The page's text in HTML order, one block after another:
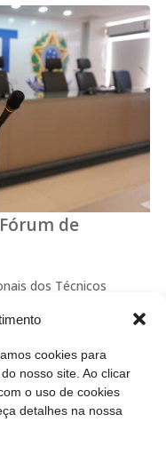
cookies para
nosso site. Ao clicar
o uso de cookies
detalhes na nossa
de
dos Técnicos
plenário do Conselho
para debater sobre
nos dias 10…